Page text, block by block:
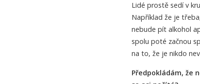
Lidé prostě sedí v
Například že je
nebude pít alkohol
spolu poté začnou
na to, že je nikdo
Předpokládám, že